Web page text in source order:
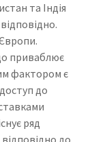
та Індія
приваблює
фактором є
до
ряд